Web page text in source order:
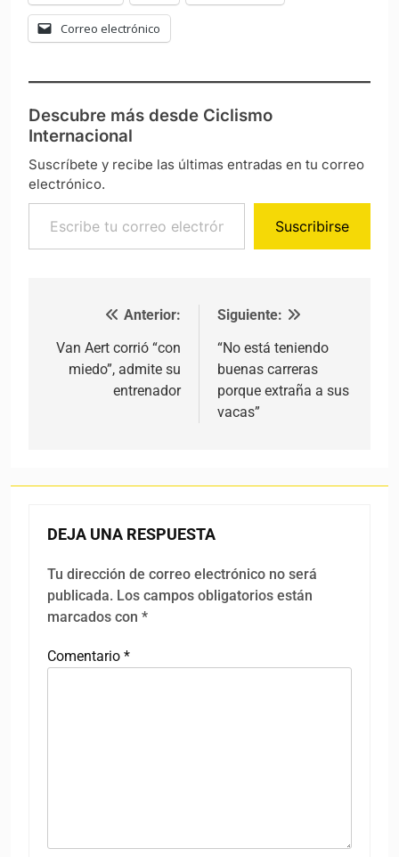
Correo electrónico
Descubre más desde Ciclismo
Internacional
Suscríbete y recibe las últimas entradas en tu correo
electrónico.
Escribe tu correo electrónico…
Suscribirse
Navegación de entradas
Anterior:
Van Aert corrió “con
miedo”, admite su
entrenador
Siguiente:
“No está teniendo
buenas carreras
porque extraña a sus
vacas”
DEJA UNA RESPUESTA
Tu dirección de correo electrónico no será
publicada. Los campos obligatorios están
marcados con *
Comentario *